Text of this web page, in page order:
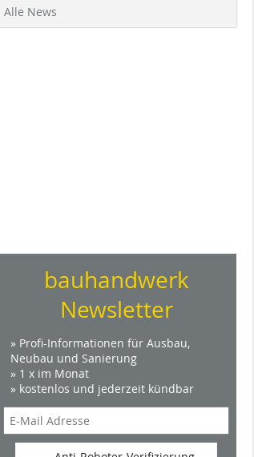
Alle News
bauhandwerk
Newsletter
» Profi-Informationen für Ausbau,
Neubau und Sanierung
» 1 x im Monat
» kostenlos und jederzeit kündbar